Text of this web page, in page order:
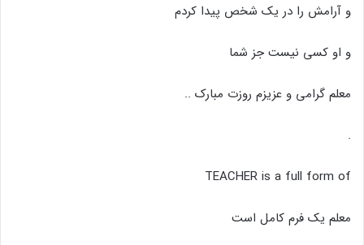
و آرامش را در یک شخص پیدا کردم
و او کسی نیست جز شما
معلم گرامی و عزیزم روزت مبارک ..
.
TEACHER is a full form of
معلم یک فرم کامل است